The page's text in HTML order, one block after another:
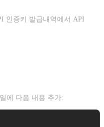
인증키 발급내역에서 API
에 다음 내용 추가: